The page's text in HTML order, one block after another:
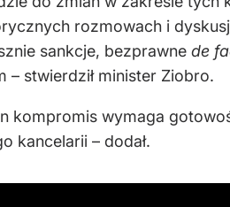
rozmowach i
sankcje, bezprawne de
– stwierdził minister Ziobro.
kompromis wymaga
kancelarii – dodał.